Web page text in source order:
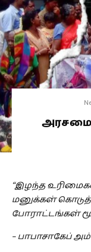
“இழந்த
மனுக்கள்
போராட்டங்கள்
– பாபாசாகேப்